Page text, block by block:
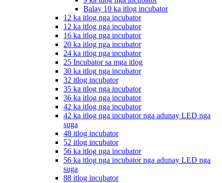
Balay 10 ka itlog incubator
12 ka itlog nga incubator
12 ka itlog nga incubator
16 ka itlog nga incubator
20 ka itlog nga incubator
24 ka itlog nga incubator
25 Incubator sa mga itlog
30 ka itlog nga incubator
32 itlog incubator
35 ka itlog nga incubator
36 ka itlog nga incubator
42 ka itlog nga incubator
42 ka itlog nga incubator nga adunay LED nga
suga
48 itlog incubator
52 itlog incubator
56 ka itlog nga incubator
56 ka itlog nga incubator nga adunay LED nga
suga
88 itlog incubator